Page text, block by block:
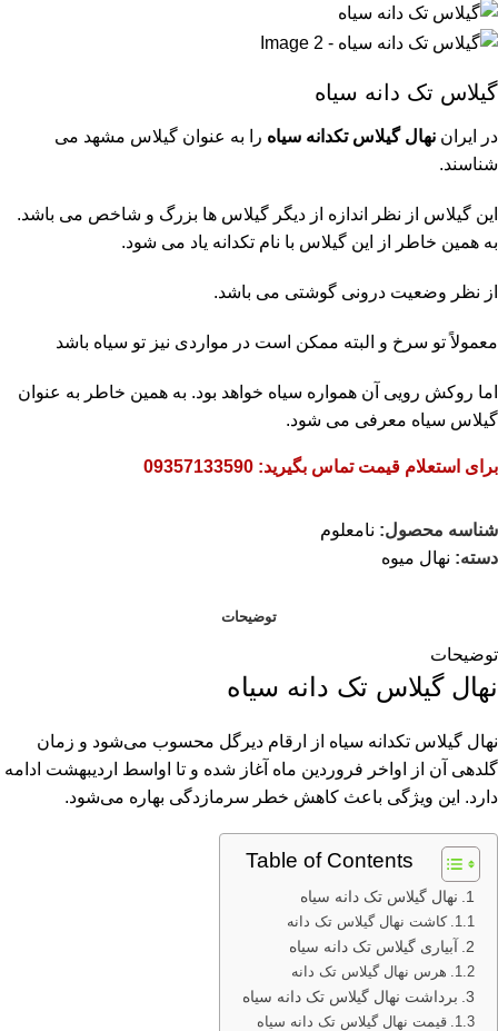
گیلاس تک دانه سیاه
در ایران نهال گیلاس تکدانه سیاه را به عنوان گیلاس مشهد می
شناسند.
این گیلاس از نظر اندازه از دیگر گیلاس ها بزرگ و شاخص می باشد.
به همین خاطر از این گیلاس با نام تکدانه یاد می شود.
از نظر وضعیت درونی گوشتی می باشد.
معمولاً تو سرخ و البته ممکن است در مواردی نیز تو سیاه باشد
اما روکش رویی آن همواره سیاه خواهد بود. به همین خاطر به عنوان
گیلاس سیاه معرفی می شود.
برای استعلام قیمت تماس بگیرید: 09357133590
شناسه محصول: نامعلوم
دسته: نهال میوه
توضیحات
توضیحات
نهال گیلاس تک دانه سیاه
نهال گیلاس تکدانه سیاه از ارقام دیرگل محسوب می‌شود و زمان
گلدهی آن از اواخر فروردین ماه آغاز شده و تا اواسط اردیبهشت ادامه
دارد. این ویژگی باعث کاهش خطر سرمازدگی بهاره می‌شود.
Table of Contents
نهال گیلاس تک دانه سیاه
کاشت نهال گیلاس تک دانه
آبیاری گیلاس تک دانه سیاه
هرس نهال گیلاس تک دانه
برداشت نهال گیلاس تک دانه سیاه
قیمت نهال گیلاس تک دانه سیاه